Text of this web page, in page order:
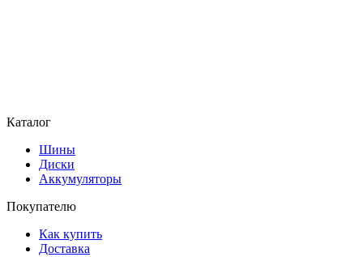
Каталог
Шины
Диски
Аккумуляторы
Покупателю
Как купить
Доставка